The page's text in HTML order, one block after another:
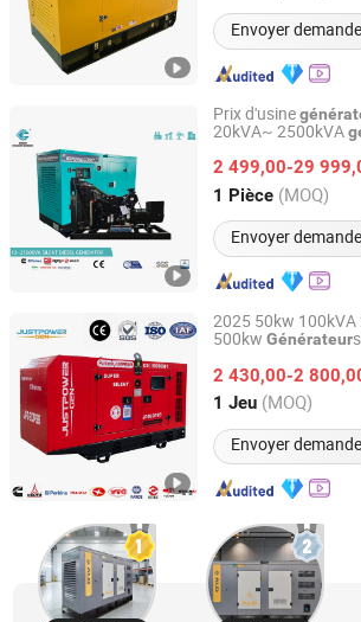
Envoyer demande
Prix d'usine
20kVA~ 2500kVA
Leroy Somer
2 499,00-29
1 Pièce (MOQ)
Envoyer demande
Hunan Wanding Intelligent Technology
Hunan, China Depuis 2023
2025 50kw
500kw Générateurs
2 430,00-2
1 Jeu (MOQ)
Envoyer demande
Justpower Equipment (Fuan) Co., Ltd.
Fujian, China Depuis 2023